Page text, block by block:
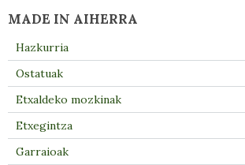
MADE IN AIHERRA
Hazkurria
Ostatuak
Etxaldeko mozkinak
Etxegintza
Garraioak